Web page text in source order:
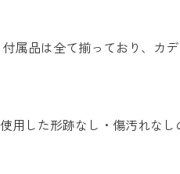
属品は全て揃っており、カ
用した形跡なし・傷汚れなし